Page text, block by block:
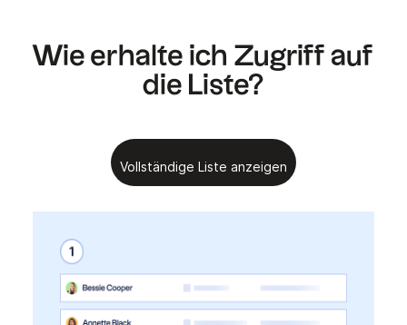
Wie erhalte ich Zugriff auf
die Liste?
Vollständige Liste anzeigen